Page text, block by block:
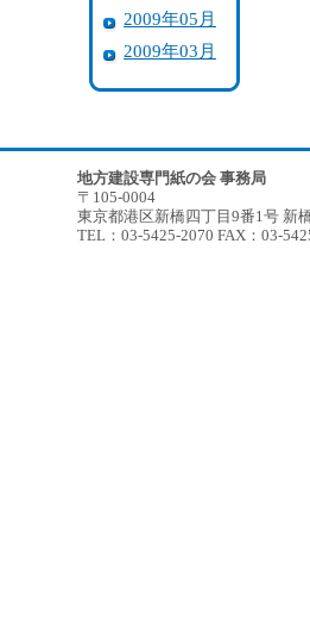
2009年05月
2009年03月
地方建設専門紙の会 事務局
〒105-0004
東京都港区新橋四丁目9番1号 新
TEL：03-5425-2070 FAX：03-